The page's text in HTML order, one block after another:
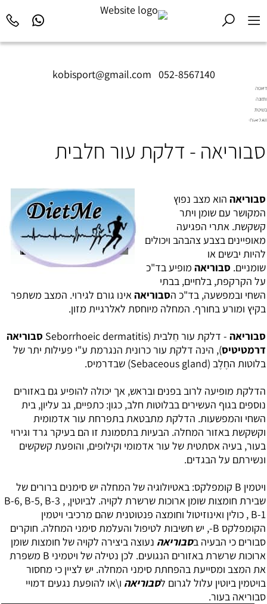
kobisport@gmail.com 052-8567140
דיאטה
ותזונה
בשיטת
Diet2All:
הגוף
סבוריאה - דלקת עור חלבית
סבוריאה הוא מצב נפוץ
המקושר עם שומן ויתר
קשקשת. אתרי הפגיעה
מאופיינים בצבע צהבהב ויכולים
להיות יבשים או
שומניים. סבוריאה מופיע בד"כ
על הקרקפת, בלחיים, בבתי
השחי ובמפשעה, בד"כ הסבוריאה אינו גורם לגירוי. המצב משתפר
בקיץ ומורע בחורף. המחלה מיוחסת לאלרגיית מזון.
סבוריאה - דלקת עור חֵלבית (Seborrhoeic dermatitis
סבוריאה
דרמטיטיס), הינה דלקת עור כרונית הנגרמת ע"י פעילות יתר של
בלוטות החֶ‏לֶ‏ב (Sebaceous gland) שבדרמיס.
הדלקת מופיעה לרוב בפנים ובראש, אך יכולה להופיע גם באזורים
נוספים בגוף העשירים בבלוטות חלב, כגון: כתפיים, גב עליון, בית
השחי והמפשעות. הדלקת מתבטאת בתפרחת עור אדמומית
וקשקשת באזור המחלה. הבעיות בתסמונת זו הם בעיקר גרד וגירוי
בעור, בעיה אסתטית של עור אדמומי וקילופים, והופעת קשקשים
ונשירתם על הבגדים.
ויטמין B קומפלקס: באטיולוגיה של המחלה יש סימנים ברורים של
שבירת חומצות שומן ארוכות שרשרת לקויה. לביוטין, B-6, B-5, B-3 ,
B-1 , כולין ואינוזיטול וחומצה פנטוטנית שהם מרכיבי ויטמין
הקומפלקס B-, יש חשיבות לטיפול והעלמת סימני המחלה. חוקרים
סבורים כי הבעיה בסבוריאה נעוצה ביצירה לקויה של חומצות שומן
ארוכות שרשרת באזורים הנגועים. לכן נטילה של ויטמיני B משפרת
את המצב ומסייעת בהפחתת סימני המחלה. יש לציין כי מחסור
בויטמין ביוטין עלול לגרום לסבוריאה ו\או להופעת נגעים דמויי
סבוריאה בעור.